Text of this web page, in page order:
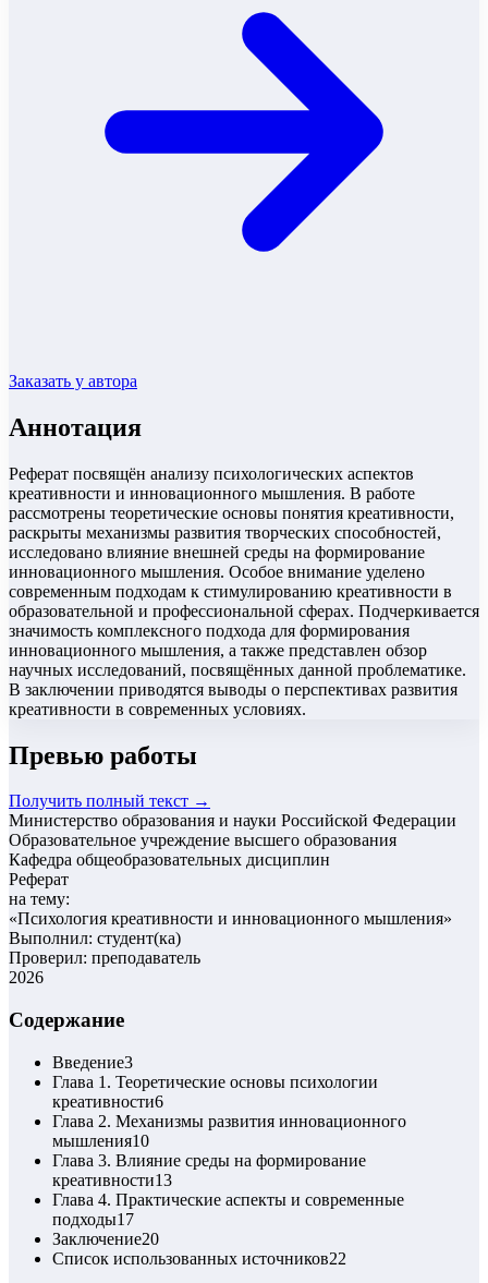
Заказать у автора
Аннотация
Реферат посвящён анализу психологических аспектов
креативности и инновационного мышления. В работе
рассмотрены теоретические основы понятия креативности,
раскрыты механизмы развития творческих способностей,
исследовано влияние внешней среды на формирование
инновационного мышления. Особое внимание уделено
современным подходам к стимулированию креативности в
образовательной и профессиональной сферах. Подчеркивается
значимость комплексного подхода для формирования
инновационного мышления, а также представлен обзор
научных исследований, посвящённых данной проблематике.
В заключении приводятся выводы о перспективах развития
креативности в современных условиях.
Превью работы
Получить полный текст →
Министерство образования и науки Российской Федерации
Образовательное учреждение высшего образования
Кафедра общеобразовательных дисциплин
Реферат
на тему:
«Психология креативности и инновационного мышления»
Выполнил: студент(ка)
Проверил: преподаватель
2026
Содержание
Введение3
Глава 1. Теоретические основы психологии
креативности6
Глава 2. Механизмы развития инновационного
мышления10
Глава 3. Влияние среды на формирование
креативности13
Глава 4. Практические аспекты и современные
подходы17
Заключение20
Список использованных источников22